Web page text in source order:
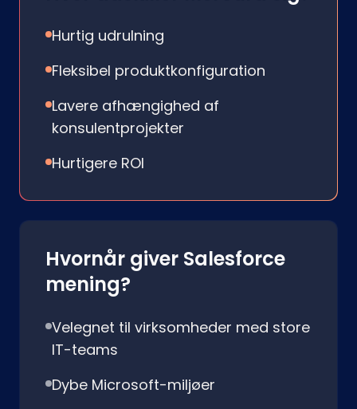
Hurtig udrulning
Fleksibel produktkonfiguration
Lavere afhængighed af
konsulentprojekter
Hurtigere ROI
Hvornår giver Salesforce
mening?
Velegnet til virksomheder med store
IT-teams
Dybe Microsoft-miljøer